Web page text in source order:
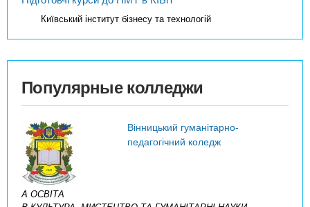
Київський інститут бізнесу та технологій
Популярные колледжи
Вінницький гуманітарно-
педагогічний коледж
A ОСВІТА